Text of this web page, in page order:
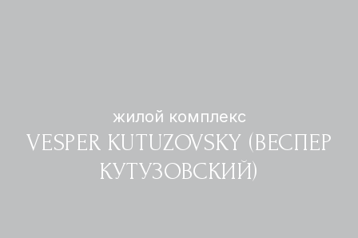
жилой комплекс
VESPER KUTUZOVSKY (ВЕСПЕР
КУТУЗОВСКИЙ)